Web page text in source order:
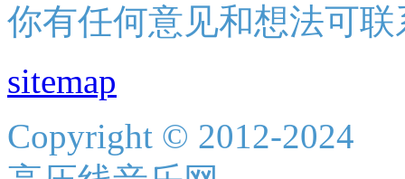
你有任何意见和想法可
sitemap
Copyright © 2012-2024